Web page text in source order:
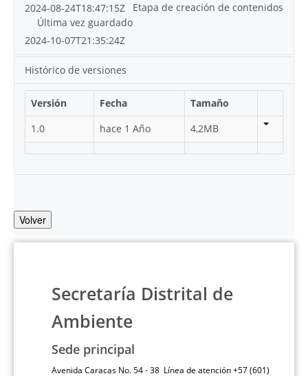
Etapa de creación de contenidos
2024-08-24T18:47:15Z
Última vez guardado
2024-10-07T21:35:24Z
Histórico de versiones
Versión Fecha
Tamaño
1.0
hace 1 Año 4,2MB
Volver
Secretaría Distrital de
Ambiente
Sede principal
Avenida Caracas No. 54 - 38 Línea de atención +57 (601)